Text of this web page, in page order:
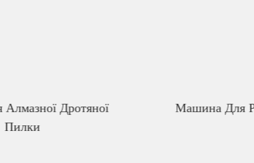
Алмазної Дротяної
Пилки
Машина Для